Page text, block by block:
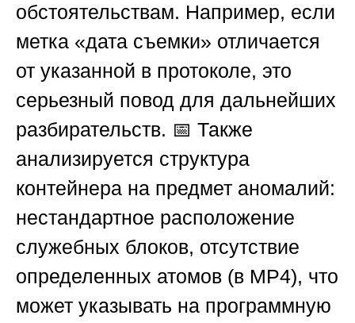
обстоятельствам. Например, если
метка «дата съемки» отличается
от указанной в протоколе, это
серьезный повод для дальнейших
разбирательств. 📅 Также
анализируется структура
контейнера на предмет аномалий:
нестандартное расположение
служебных блоков, отсутствие
определенных атомов (в MP4), что
может указывать на программную